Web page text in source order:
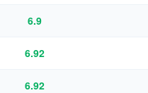
6.9
6.92
6.92